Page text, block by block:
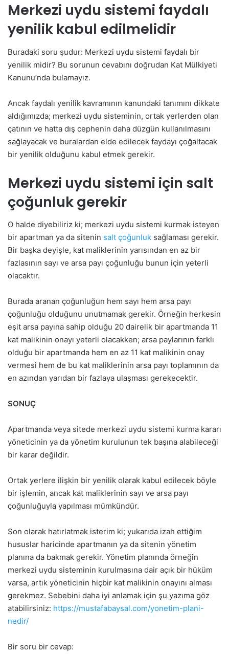
Merkezi uydu sistemi faydalı
yenilik kabul edilmelidir
Buradaki soru şudur: Merkezi uydu sistemi faydalı bir
yenilik midir? Bu sorunun cevabını doğrudan Kat Mülkiyeti
Kanunu’nda bulamayız.
Ancak faydalı yenilik kavramının kanundaki tanımını dikkate
aldığımızda; merkezi uydu sisteminin, ortak yerlerden olan
çatının ve hatta dış cephenin daha düzgün kullanılmasını
sağlayacak ve buralardan elde edilecek faydayı çoğaltacak
bir yenilik olduğunu kabul etmek gerekir.
Merkezi uydu sistemi için salt
çoğunluk gerekir
O halde diyebiliriz ki; merkezi uydu sistemi kurmak isteyen
bir apartman ya da sitenin salt çoğunluk sağlaması gerekir.
Bir başka deyişle, kat maliklerinin yarısından en az bir
fazlasının sayı ve arsa payı çoğunluğu bunun için yeterli
olacaktır.
Burada aranan çoğunluğun hem sayı hem arsa payı
çoğunluğu olduğunu unutmamak gerekir. Örneğin herkesin
eşit arsa payına sahip olduğu 20 dairelik bir apartmanda 11
kat malikinin onayı yeterli olacakken; arsa paylarının farklı
olduğu bir apartmanda hem en az 11 kat malikinin onay
vermesi hem de bu kat maliklerinin arsa payı toplamının da
en azından yarıdan bir fazlaya ulaşması gerekecektir.
SONUÇ
Apartmanda veya sitede merkezi uydu sistemi kurma kararı
yöneticinin ya da yönetim kurulunun tek başına alabileceği
bir karar değildir.
Ortak yerlere ilişkin bir yenilik olarak kabul edilecek böyle
bir işlemin, ancak kat maliklerinin sayı ve arsa payı
çoğunluğuyla yapılması mümkündür.
Son olarak hatırlatmak isterim ki; yukarıda izah ettiğim
hususlar haricinde apartmanın ya da sitenin yönetim
planına da bakmak gerekir. Yönetim planında örneğin
merkezi uydu sisteminin kurulmasına dair açık bir hüküm
varsa, artık yöneticinin hiçbir kat malikinin onayını alması
gerekmez. Sebebini daha iyi anlamak için şu yazıma göz
atabilirsiniz: https://mustafabaysal.com/yonetim-plani-
nedir/
Bir soru bir cevap: